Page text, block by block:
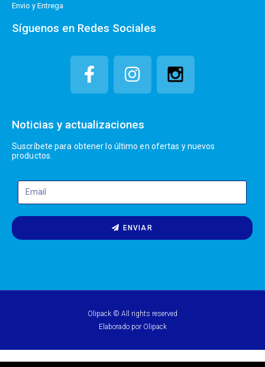
Envio y Entrega
Síguenos en Redes Sociales
Noticias y actualizaciones
Suscríbete para obtener lo último en ofertas y nuevos
productos.
ENVIAR
Olipack © All rights reserved
Elaborado por Olipack